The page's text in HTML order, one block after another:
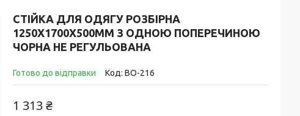
СТІЙКА ДЛЯ ОДЯГУ РОЗБІРНА
1250Х1700Х500ММ З ОДНОЮ ПОПЕРЕЧИНОЮ
ЧОРНА НЕ РЕГУЛЬОВАНА
Готово до відправки Код: ВО-216
1 313 ₴